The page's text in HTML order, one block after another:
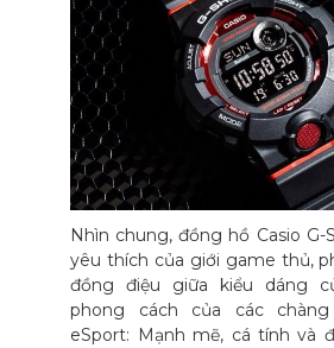
Nhìn chung, đồng hồ Casio G-
yêu thích của giới game thủ,
đồng điệu giữa kiểu dáng
phong cách của các
eSport: Mạnh mẽ, cá tính và